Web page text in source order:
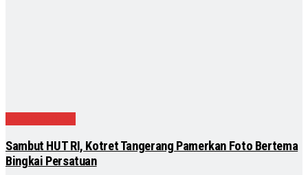
Sambut HUT RI, Kotret Tangerang Pamerkan Foto Bertema
Bingkai Persatuan